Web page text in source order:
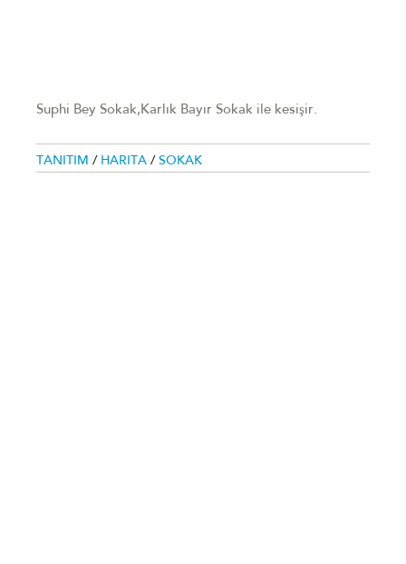
Suphi Bey Sokak,Karlık Bayır Sokak ile kesişir.
TANITIM / HARITA / SOKAK